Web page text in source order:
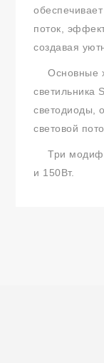
поток,
создавая
Основные
светильника
светодиоды,
световой
Три
и 150Вт.